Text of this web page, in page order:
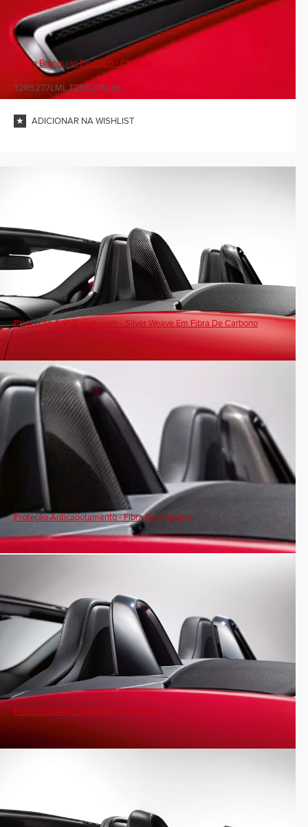
Kit De Brânquias Do Capô - Chrome
T2R5277LML,T2R5276LML
ADICIONAR NA WISHLIST
Protecção Anti-Capotagem - Silver Weave Em Fibra De Carbono
Proteção Anticapotamento - Fibra De Carbono
Protecção Anti-Capotagem - Chrome